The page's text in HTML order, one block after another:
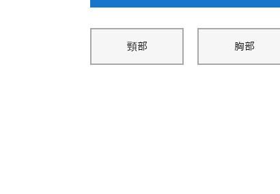
頸部 胸部